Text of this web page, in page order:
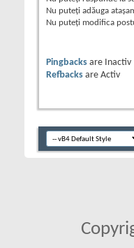
Nu puteţi adăuga
Nu puteţi modifica
Pingbacks are
Inactiv
Refbacks are Activ